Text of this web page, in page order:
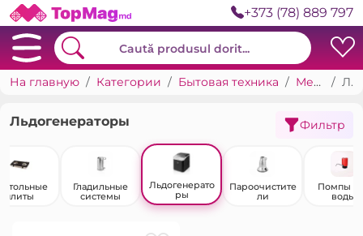
+373 (78) 889 797
На главную Категории Бытовая техника Мелкое кухонное оборудование Льдогенераторы
Льдогенераторы Фильтр
плиты
Гладильные
системы
Льдогенерато
ры
Пароочистите
ли
Помпы
воды